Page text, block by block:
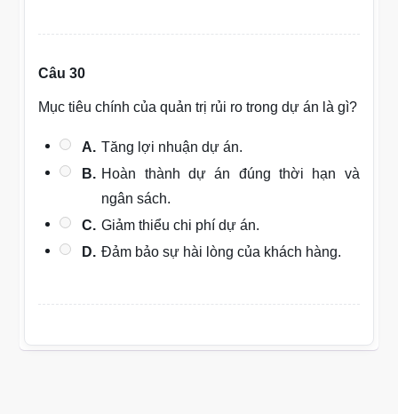
Câu 30
Mục tiêu chính của quản trị rủi ro trong dự án là gì?
A. Tăng lợi nhuận dự án.
B. Hoàn thành dự án đúng thời hạn và
ngân sách.
C. Giảm thiểu chi phí dự án.
D. Đảm bảo sự hài lòng của khách hàng.